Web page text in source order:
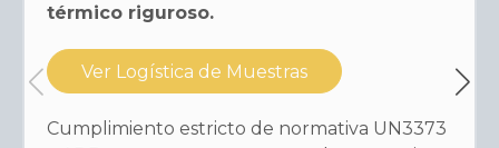
térmico riguroso.
Ver Logística de Muestras
Cumplimiento estricto de normativa UN3373